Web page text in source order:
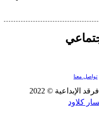
تواصل معنا
الإبداعية © 2022
كلاود